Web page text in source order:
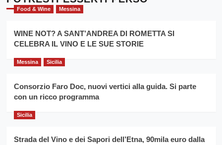
evento
per
la
filiera
grano
Giarre
Montesalice
per
il
anno
Franco
Caruso
Food & Wine Messina
WINE NOT? A SANT’ANDREA DI ROMETTA SI
CELEBRA IL VINO E LE SUE STORIE
Messina Sicilia
Consorzio Faro Doc, nuovi vertici alla guida. Si parte
con un ricco programma
Sicilia
Strada del Vino e dei Sapori dell’Etna, 90mila euro dalla